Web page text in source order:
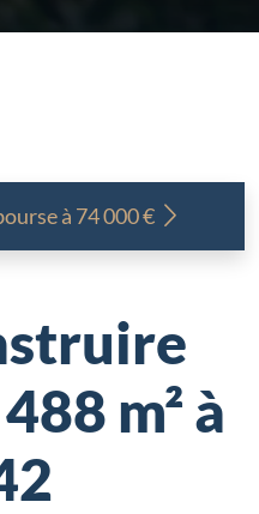
à 74 000 €
m² à